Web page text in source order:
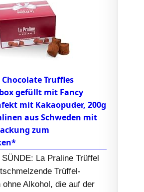
Truffles
gefüllt mit Fancy
mit Kakaopuder, 200g
aus Schweden mit
zum
SÜNDE: La Praline Trüffel
Trüffel-
ohne Alkohol, die auf der